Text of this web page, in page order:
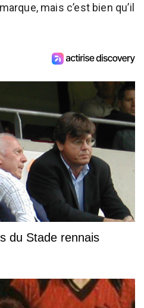
mais c’est bien qu’il
du Stade rennais